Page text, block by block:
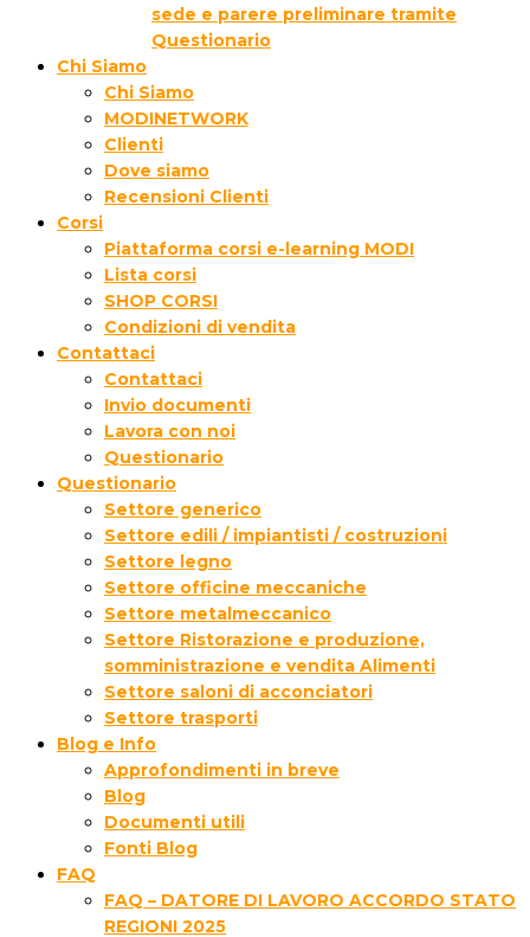
sede e parere preliminare tramite
Questionario
Chi Siamo
Chi Siamo
MODINETWORK
Clienti
Dove siamo
Recensioni Clienti
Corsi
Piattaforma corsi e-learning MODI
Lista corsi
SHOP CORSI
Condizioni di vendita
Contattaci
Contattaci
Invio documenti
Lavora con noi
Questionario
Questionario
Settore generico
Settore edili / impiantisti / costruzioni
Settore legno
Settore officine meccaniche
Settore metalmeccanico
Settore Ristorazione e produzione,
somministrazione e vendita Alimenti
Settore saloni di acconciatori
Settore trasporti
Blog e Info
Approfondimenti in breve
Blog
Documenti utili
Fonti Blog
FAQ
FAQ – DATORE DI LAVORO ACCORDO STATO
REGIONI 2025